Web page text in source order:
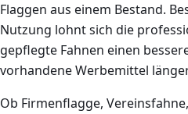
Flaggen aus einem Bestand.
Nutzung lohnt sich die
gepflegte Fahnen einen
vorhandene Werbemittel
Ob Firmenflagge,